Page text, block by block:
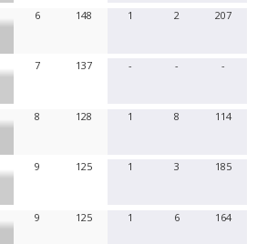
6 148 1 2 207
7 137 - - -
8 128 1 8 114
9 125 1 3 185
9 125 1 6 164